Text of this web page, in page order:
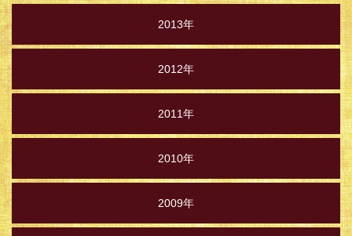
2013年
2012年
2011年
2010年
2009年